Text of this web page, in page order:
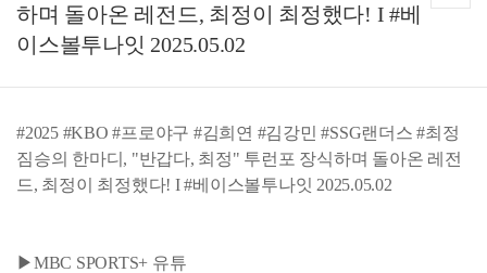
하며 돌아온 레전드, 최정이 최정했다! I #베
이스볼투나잇 2025.05.02
#2025 #KBO #프로야구 #김희연 #김강민 #SSG랜더스 #최정
짐승의 한마디, "반갑다, 최정" 투런포 장식하며 돌아온 레전
드, 최정이 최정했다! I #베이스볼투나잇 2025.05.02
▶MBC SPORTS+ 유튜